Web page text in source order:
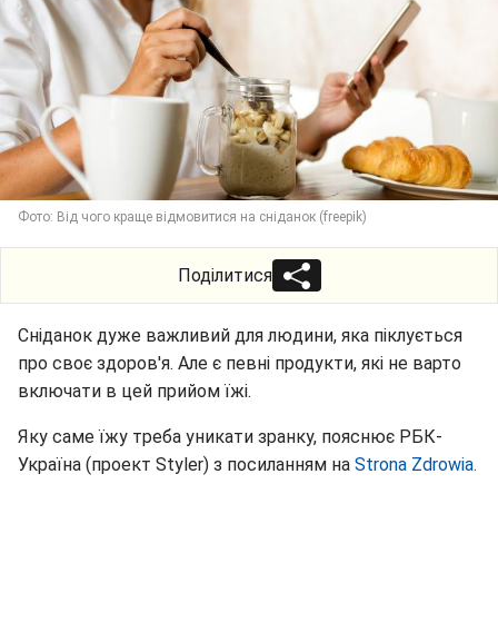
Фото: Від чого краще відмовитися на сніданок (freepik)
Поділитися
Сніданок дуже важливий для людини, яка піклується
про своє здоров'я. Але є певні продукти, які не варто
включати в цей прийом їжі.
Яку саме їжу треба уникати зранку, пояснює РБК-
Україна (проект Styler) з посиланням на Strona Zdrowia.